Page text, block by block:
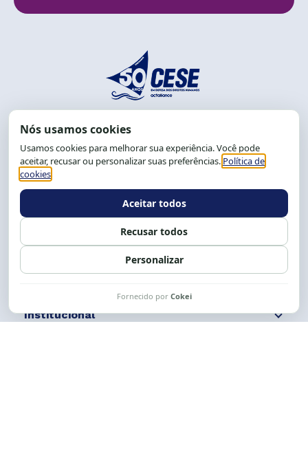
End.: R. da Graça, 150. Graça
CEP: 40.150-055
Salvador-BA, Brasil.
Tel.: (71) 2104-5457, Cel.: (71) 9 9239-2104 ou 2105
Expediente: 8h às 12h e 13 às 17h.
Siga nossas redes Fale conosco
Institucional